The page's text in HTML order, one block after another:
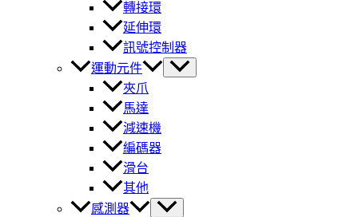
轉接環
延伸環
訊號控制器
運動元件
夾爪
馬達
減速機
編碼器
滑台
其他
感測器